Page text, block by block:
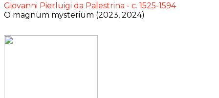
Giovanni Pierluigi da Palestrina - c. 1525-1594
O magnum mysterium (2023, 2024)